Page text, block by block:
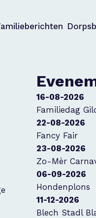
16-08-2026
Familiedag
22-08-2026
Fancy Fair
23-08-2026
Zo-Mèr
06-09-2026
Hondenplons
11-12-2026
Blech Stadl